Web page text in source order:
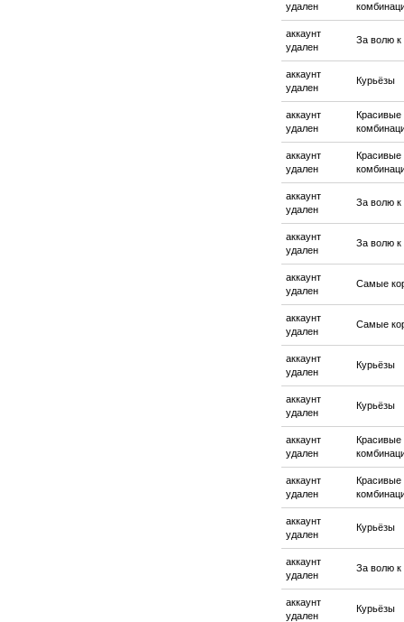
удален
аккаунт
удален
За волю к
аккаунт
удален
Курьёзы
аккаунт
удален
Красивые
аккаунт
удален
Красивые
аккаунт
удален
За волю к
аккаунт
удален
За волю к
аккаунт
удален
Самые
аккаунт
удален
Самые
аккаунт
удален
Курьёзы
аккаунт
удален
Курьёзы
аккаунт
удален
Красивые
аккаунт
удален
Красивые
аккаунт
удален
Курьёзы
аккаунт
удален
За волю к
аккаунт
удален
Курьёзы